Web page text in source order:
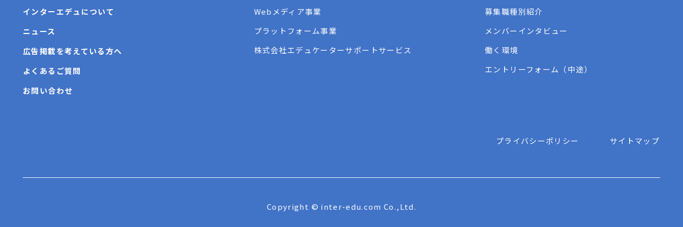
インターエデュについて
ニュース
広告掲載を考えている方へ
よくあるご質問
お問い合わせ
Webメディア事業
プラットフォーム事業
株式会社エデュケーターサポートサービス
募集職種別紹介
メンバーインタビュー
働く環境
エントリーフォーム（中途）
プライバシーポリシー サイトマップ
Copyright © inter-edu.com Co.,Ltd.